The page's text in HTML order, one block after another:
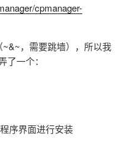
cpmanager-
，需要跳墙），所以我
一个：
序界面进行安装